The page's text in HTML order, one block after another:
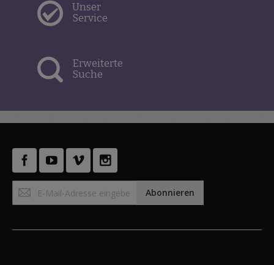
Unser
Service
Erweiterte
Suche
Anmeldung
zum
Abonnieren